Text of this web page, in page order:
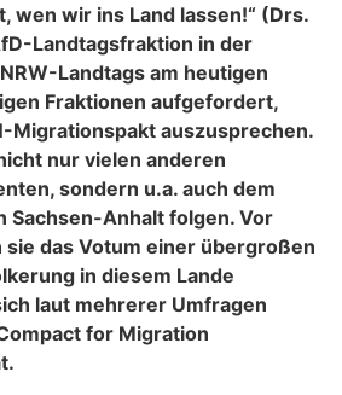
wen wir ins Land lassen!“ (Drs.
Landtagsfraktion in der
Landtags am heutigen
Fraktionen aufgefordert,
Migrationspakt auszusprechen.
nur vielen anderen
sondern u.a. auch dem
Sachsen-Anhalt folgen. Vor
das Votum einer übergroßen
in diesem Lande
laut mehrerer Umfragen
for Migration